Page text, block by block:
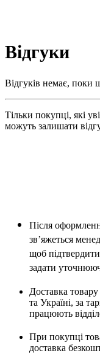
Відгуки
Відгуків немає, поки
Тільки покупці, які
можуть залишати
Після
зв’яжеться
щоб підтвердити
задати
Доставка
та Україні, за
працюють
При покупці
доставка